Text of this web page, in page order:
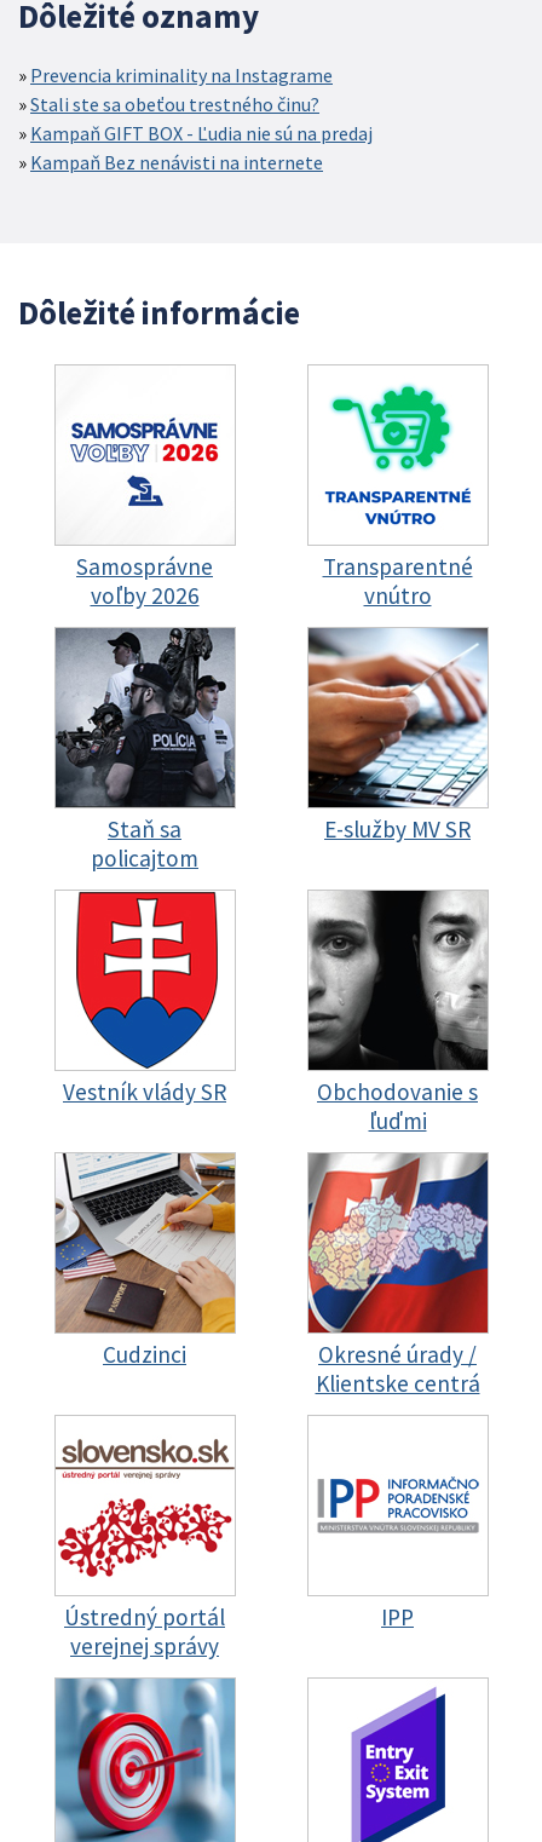
Dôležité oznamy
Prevencia kriminality na Instagrame
Stali ste sa obeťou trestného činu?
Kampaň GIFT BOX - Ľudia nie sú na predaj
Kampaň Bez nenávisti na internete
Dôležité informácie
Samosprávne
voľby 2026
Transparentné
vnútro
Staň sa
policajtom
E-služby MV SR
Vestník vlády SR
Obchodovanie s
ľuďmi
Cudzinci
Okresné úrady /
Klientske centrá
Ústredný portál
verejnej správy
IPP